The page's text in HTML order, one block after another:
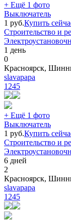
+ Ещё 1 фото
Выключатель
1 руб.Купить
Строительство и
1 день
0
Красноярск,
slavapapa
1245
+ Ещё 1 фото
Выключатель
1 руб.Купить
Строительство и
6 дней
2
Красноярск,
slavapapa
1245